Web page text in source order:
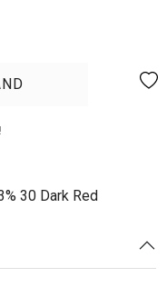
30 Dark Red